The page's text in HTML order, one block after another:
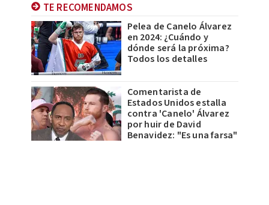
TE RECOMENDAMOS
Pelea de Canelo Álvarez
en 2024: ¿Cuándo y
dónde será la próxima?
Todos los detalles
Comentarista de
Estados Unidos estalla
contra 'Canelo' Álvarez
por huir de David
Benavidez: "Es una farsa"